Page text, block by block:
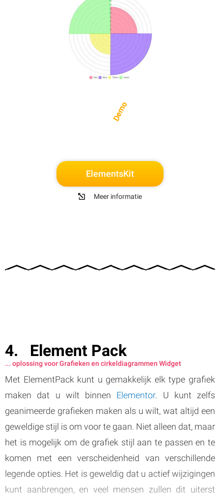
Demo
ElementsKit
Meer informatie
Element Pack
... oplossing voor Grafieken en cirkeldiagrammen Widget
Met ElementPack kunt u gemakkelijk elk type grafiek
maken dat u wilt binnen Elementor. U kunt zelfs
geanimeerde grafieken maken als u wilt, wat altijd een
geweldige stijl is om voor te gaan. Niet alleen dat, maar
het is mogelijk om de grafiek stijl aan te passen en te
komen met een verscheidenheid van verschillende
legende opties. Het is geweldig dat u actief wijzigingen
kunt aanbrengen, en veel mensen zullen dit uiterst